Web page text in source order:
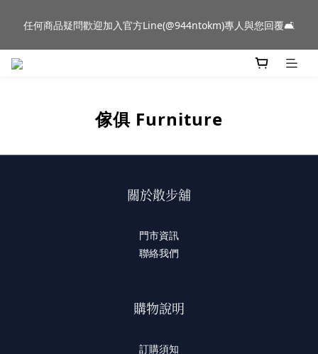
群門市展示中✨
任何商品疑問歡迎加入官方Line(@944ntokm)專人與您回覆🛋️
新品到貨｜日本燈具品牌 Ambientec 年度新品 Barcarolle 臺中樂
傢俱 Furniture
關於散步舖
門市資訊
聯絡我們
購物說明
訂購須知